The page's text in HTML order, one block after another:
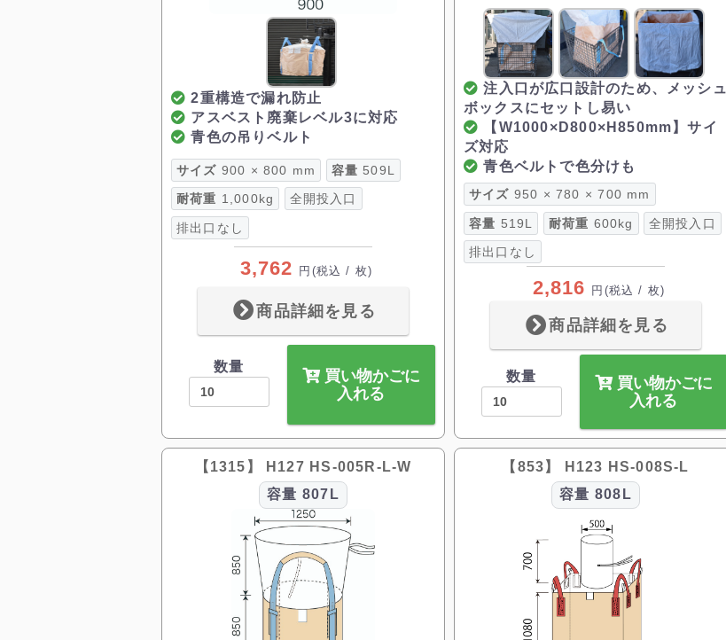
2重構造で漏れ防止
アスベスト廃棄レベル3に対応
青色の吊りベルト
サイズ 900 × 800 mm 容量 509L
耐荷重 1,000kg 全開投入口
排出口なし
3,762 円 (税込 / 枚)
商品詳細を見る
数量
買い物かごに
入れる
注入口が広口設計のため、メッシュ
ボックスにセットし易い
【W1000×D800×H850mm】サイ
ズ対応
青色ベルトで色分けも
サイズ 950 × 780 × 700 mm
容量 519L 耐荷重 600kg 全開投入口
排出口なし
2,816 円 (税込 / 枚)
商品詳細を見る
数量
買い物かごに
入れる
【1315】 H127 HS-005R-L-W
容量 807L
【853】 H123 HS-008S-L
容量 808L